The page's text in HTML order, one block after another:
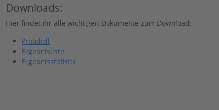
Downloads:
Hier findet ihr alle wichtigen Dokumente zum Download:
Protokoll
Ergebnisliste
Ergebnisstatistik